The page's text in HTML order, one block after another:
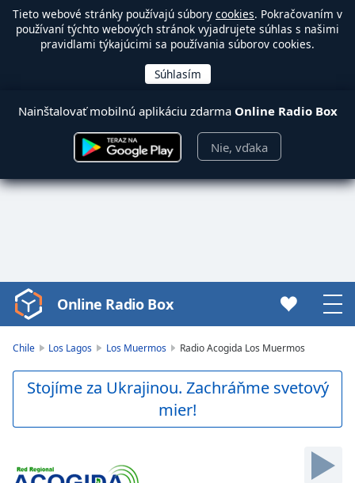
Tieto webové stránky používajú súbory cookies. Pokračovaním v
používaní týchto webových stránok vyjadrujete súhlas s našimi
pravidlami týkajúcimi sa používania súborov cookies.
Nainštalovať mobilnú aplikáciu zdarma Online Radio Box
Nie, vďaka
Video
Player
Play
Video
Skip
Forward
Online Radio Box
Chile Los Lagos Los Muermos Radio Acogida Los Muermos
Stojíme za Ukrajinou. Zachráňme svetový
mier!